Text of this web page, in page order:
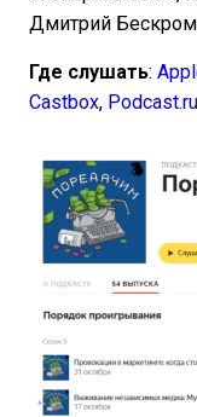
Дмитрий
Где слушать:
Castbox, Podcast.ru